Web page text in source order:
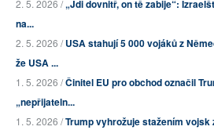
2. 5. 2026 /„Jdi dovnitř, on tě zabije“:
na...
2. 5. 2026 /USA stahují 5 000 vojáků z
že USA ...
1. 5. 2026 /Činitel EU pro obchod označil
„nepřijateln...
1. 5. 2026 /Trump vyhrožuje stažením vojsk